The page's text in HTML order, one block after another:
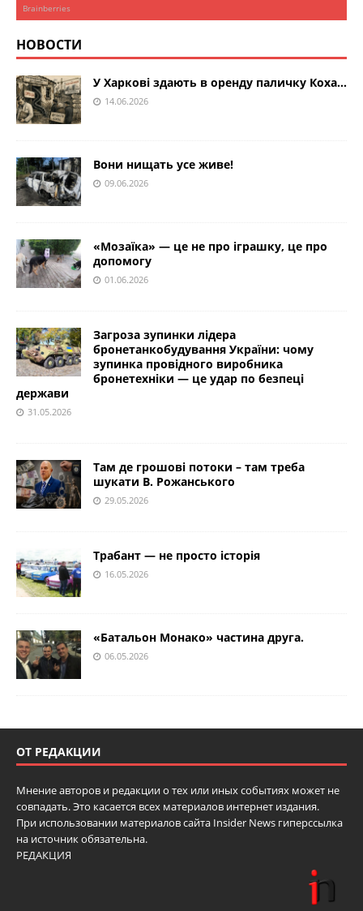
НОВОСТИ
У Харкові здають в оренду паличку Коха…
14.06.2026
Вони нищать усе живе!
09.06.2026
«Мозаїка» — це не про іграшку, це про
допомогу
01.06.2026
Загроза зупинки лідера
бронетанкобудування України: чому
зупинка провідного виробника
бронетехніки — це удар по безпеці
держави
31.05.2026
Там де грошові потоки – там треба
шукати В. Рожанського
29.05.2026
Трабант — не просто історія
16.05.2026
«Батальон Монако» частина друга.
06.05.2026
ОТ РЕДАКЦИИ
Мнение авторов и редакции о тех или иных событиях может не
совпадать. Это касается всех материалов интернет издания.
При использовании материалов сайта Insider News гиперссылка
на источник обязательна.
РЕДАКЦИЯ